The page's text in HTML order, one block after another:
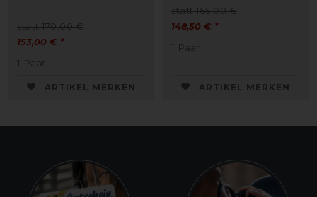
statt 170,00 €
153,00 € *
1 Paar
ARTIKEL MERKEN
statt 165,00 €
148,50 € *
1 Paar
ARTIKEL MERKEN